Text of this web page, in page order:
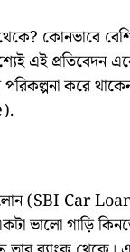
কোনভাবে
এই প্রতিবেদন
করে
(SBI Car
ভালো গাড়ি